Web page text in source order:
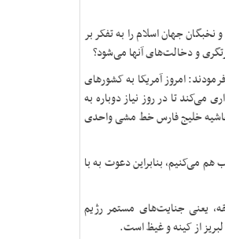
جهان اسلام را به تفکر بر
و دخالت‌های آنها می‌شود؟
امروز آمریکا به کشورهای
تا در روز نیاز دوباره به
حاشیه خلیج فارس خط مشی واحدی
می‌کنیم، بنابراین دعوت به با
یعنی جنایت‌های مستمر رژیم
از کینه و غیظ است.